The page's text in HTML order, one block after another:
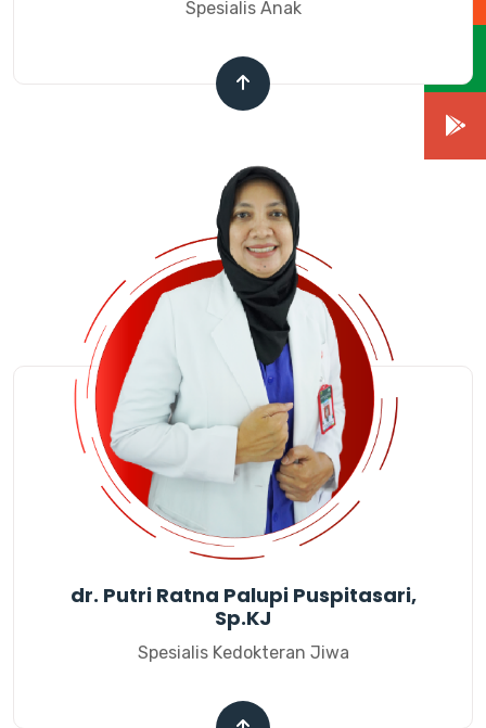
Spesialis Anak
dr. Putri Ratna Palupi Puspitasari,
Sp.KJ
Spesialis Kedokteran Jiwa